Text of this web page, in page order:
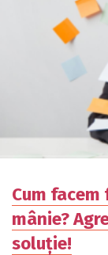
Cum
mânie?
soluție!